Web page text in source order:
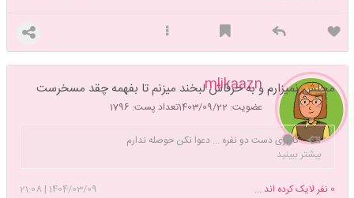
mlikaazn
عضویت: 1403/09/22 تعداد پست: 1796
محلش نمیزارم و به حرفاش لبخند میزنم تا بفهمه چقد مسخرست
کاربری دست دو نفره ... دعوا نکن حوصله ندارم
بیشتر ببینید
1404/03/09
|
21:08 0 نفر لایک کرده اند ...